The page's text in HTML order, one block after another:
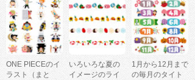
ONE PIECEのイ
ラスト（まと
いろいろな夏の
イメージのライ
1月から12月まで
の毎月のタイト